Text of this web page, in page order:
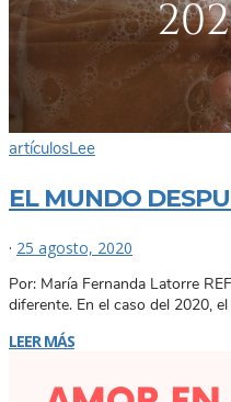
artículosLee
EL MUNDO
· 25 agosto, 2020
Por: María Fernanda Latorre
diferente. En el caso del 2020,
LEER MÁS